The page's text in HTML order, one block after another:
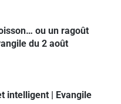
ou un ragoût
du 2 août
intelligent | Evangile